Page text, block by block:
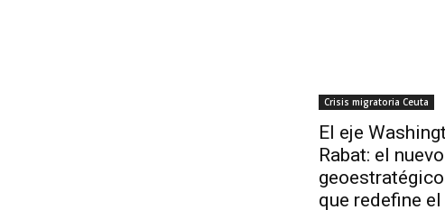
Crisis migratoria Ceuta
El eje
Rabat: el
que redefine